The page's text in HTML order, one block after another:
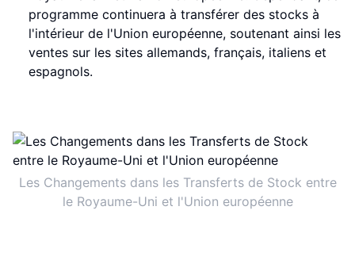
programme continuera à transférer des stocks à
l'intérieur de l'Union européenne, soutenant ainsi les
ventes sur les sites allemands, français, italiens et
espagnols.
Les Changements dans les Transferts de Stock entre
le Royaume-Uni et l'Union européenne